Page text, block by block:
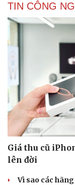
TIN CÔNG
Giá thu cũ
lên đời
Vì sao các